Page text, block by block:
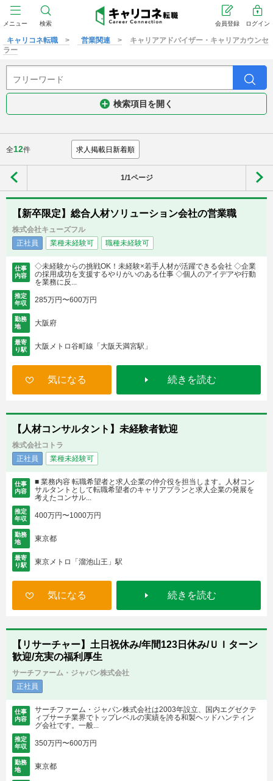
メニュー 検索 ログイン
会員登録
キャリコネ転職 営業関連
キャリアアドバイザー・キャリアカウンセ
ラー
検索項目を開く
全12件
1/1ページ
【新卒限定】総合人材ソリューション会社の営業職
株式会社キューズフル
正社員
業種未経験可 職種未経験可
仕事
内容
◇未経験からの挑戦OK！未経験×若手人材が活躍できる会社 ◇企業
の採用成功を支援するやりがいのある仕事 ◇個人のアイデアや行動
を業務に反...
推定
年収
285万円〜600万円
勤務
地
大阪府
最寄
り駅
大阪メトロ谷町線「大阪天満宮駅」
気になる 続きを読む
【人材コンサルタント】未経験者歓迎
株式会社コトラ
正社員
業種未経験可
仕事
内容
■ 業務内容 転職希望者と求人企業の仲介役を担当します。人材コン
サルタントとして転職希望者のキャリアプランと求人企業の発展を
考えたコンサル...
推定
年収
400万円〜1000万円
勤務
地
東京都
最寄
り駅
東京メトロ「溜池山王」駅
気になる 続きを読む
【リサーチャー】土日祝休み/年間123日休み/ＵＩターン
歓迎/充実の福利厚生
サーチファーム・ジャパン株式会社
正社員
仕事
内容
サーチファーム・ジャパン株式会社は2003年設立、国内エグゼクテ
ィブサーチ業界でトップレベルの実績を誇る和製ヘッドハンティン
グ会社です。一般...
推定
年収
350万円〜600万円
勤務
地
東京都